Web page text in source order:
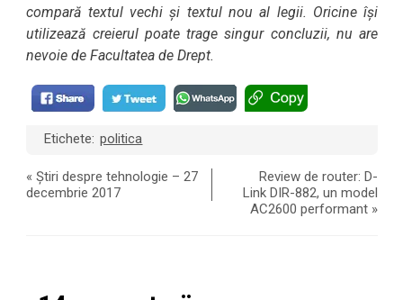
compară textul vechi și textul nou al legii. Oricine își
utilizează creierul poate trage singur concluzii, nu are
nevoie de Facultatea de Drept.
Etichete: politica
«Știri despre tehnologie – 27
decembrie 2017
Review de router: D-
Link DIR-882, un model
AC2600 performant »